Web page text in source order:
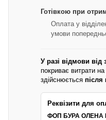
Готівкою при
Оплата у
умови
У разі відмови від
покриває витрати
здійснюється після
Реквізити для
ФОП БУРА ОЛЕНА